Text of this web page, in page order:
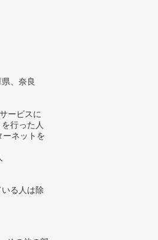
、奈良
ービスに
行った人
ーネットを
る人は除